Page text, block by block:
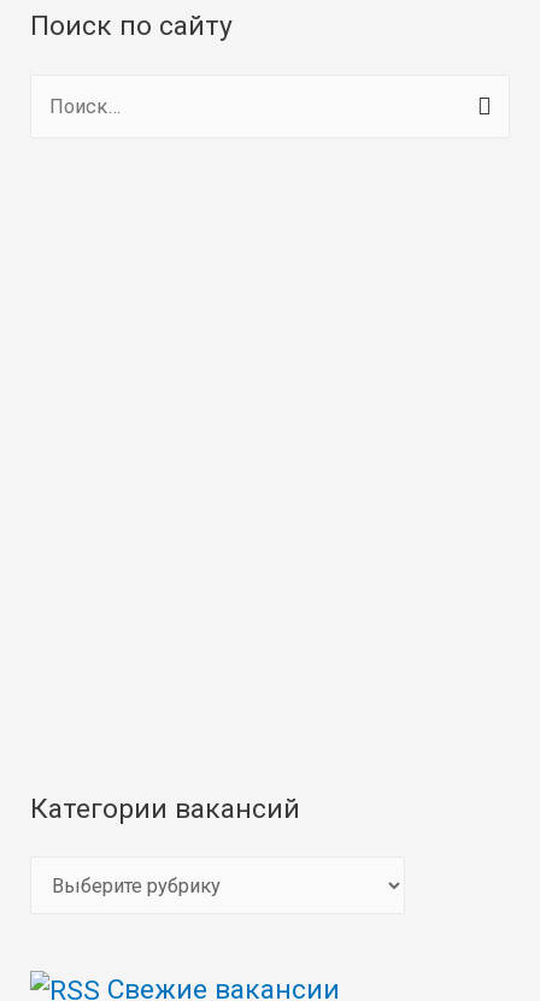
Поиск по сайту
Категории вакансий
е
Свежие вакансии